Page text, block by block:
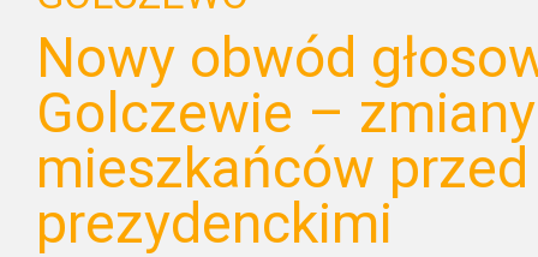
Nowy obwód
Golczewie –
mieszkańców
prezydenckimi